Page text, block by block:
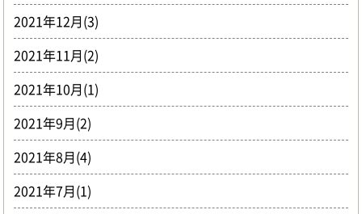
2021年12月(3)
2021年11月(2)
2021年10月(1)
2021年9月(2)
2021年8月(4)
2021年7月(1)